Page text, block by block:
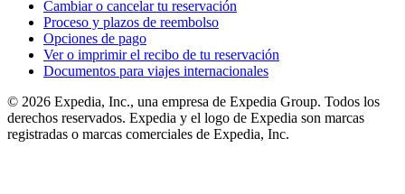
Cambiar o cancelar tu reservación
Proceso y plazos de reembolso
Opciones de pago
Ver o imprimir el recibo de tu reservación
Documentos para viajes internacionales
© 2026 Expedia, Inc., una empresa de Expedia Group. Todos los
derechos reservados. Expedia y el logo de Expedia son marcas
registradas o marcas comerciales de Expedia, Inc.